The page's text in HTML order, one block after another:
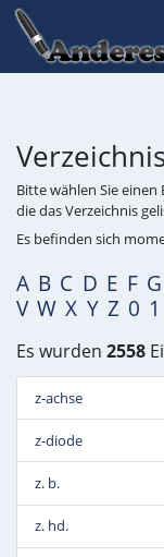
Bitte wählen Sie
die das Verzeichnis
Es befinden sich
A B C D E F G
V W X Y Z 0 1
Es wurden 2558
z-achse
z-diode
z. b.
z. hd.